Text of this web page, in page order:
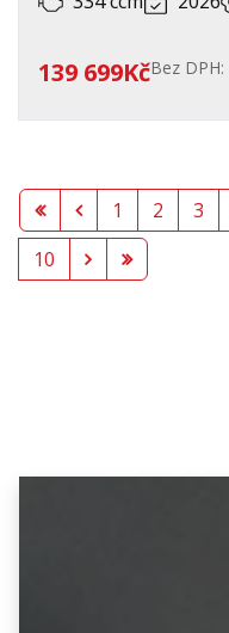
139 699KčBez DPH:
1 2 3
10